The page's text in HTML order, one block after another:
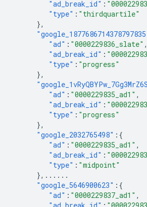
"ad_break_id" :
"type" : "thirdquartile"
},
"ad" : "0000229836_slate" ,
"ad_break_id" :
"type" : "progress"
},
"ad" : "0000229835_ad1" ,
"ad_break_id" :
"type" : "progress"
},
"google_2032765498" :{
"ad" : "0000229835_ad1" ,
"ad_break_id" :
"type" : "midpoint"
}, ......
"google_5646900623" :{
"ad" : "0000229837_ad1" ,